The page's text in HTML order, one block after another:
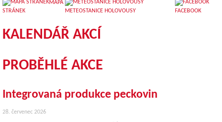
MAPA
STRÁNEK
METEOSTANICE HOLOVOUSY FACEBOOK
KALENDÁŘ AKCÍ
PROBĚHLÉ AKCE
Integrovaná produkce peckovin
28. červenec 2026